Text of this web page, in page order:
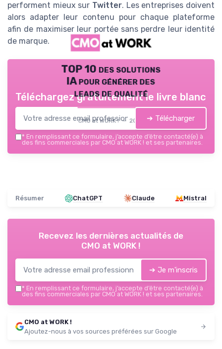
performent mieux sur Twitter. Les entreprises doivent
alors adapter leur contenu pour chaque plateforme
afin de maximiser leur portée sans perdre leur identité
de marque.
TOP 10 des solutions
IA pour générer des
leads de qualité
CMO at WORK ! — 2026
Téléchargez gratuitement le livre blanc
➔ Télécharger
* En remplissant ce formulaire, j’accepte d’être contacté(e) à
des fins commerciales par CMO at WORK ! et ses partenaires.
Résumer ChatGPT Claude Mistral
Recevez les dernières actualités de
CMO at WORK !
➔ Je m'inscris
* En remplissant ce formulaire, j’accepte d’être contacté(e) à
des fins commerciales par CMO at WORK ! et ses partenaires.
CMO at WORK !
Ajoutez-nous à vos sources préférées sur Google